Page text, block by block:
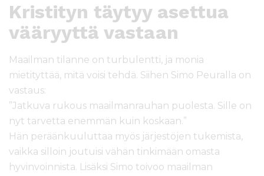
Kristityn täytyy asettua
vääryyttä vastaan
Maailman tilanne on turbulentti, ja monia
mietityttää, mitä voisi tehdä. Siihen Simo Peuralla on
vastaus:
”Jatkuva rukous maailmanrauhan puolesta. Sille on
nyt tarvetta enemmän kuin koskaan.”
Hän peräänkuuluttaa myös järjestöjen tukemista,
vaikka silloin joutuisi vähän tinkimään omasta
hyvinvoinnista. Lisäksi Simo toivoo maailman